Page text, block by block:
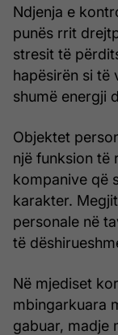
Ndjenja e
punës rrit
stresit të
hapësirën si të
shumë energji
Objektet
një funksion të
kompanive që
karakter.
personale në
të
Në mjediset
mbingarkuara
gabuar, madje